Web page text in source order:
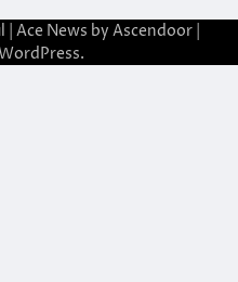
| Ace News by Ascendoor
.